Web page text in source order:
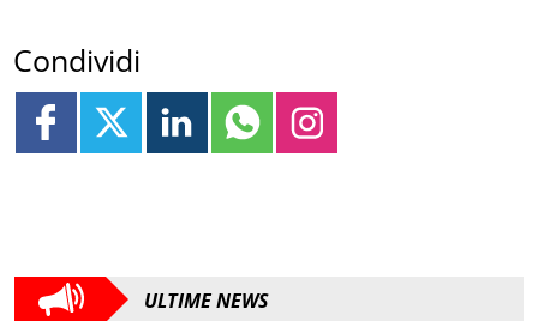
Condividi
ULTIME NEWS